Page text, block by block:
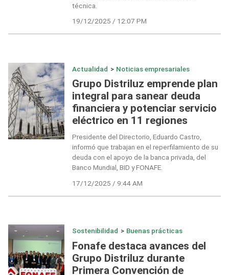
técnica.
19/12/2025 / 12:07 PM
Actualidad > Noticias empresariales
Grupo Distriluz emprende plan
integral para sanear deuda
financiera y potenciar servicio
eléctrico en 11 regiones
Presidente del Directorio, Eduardo Castro,
informó que trabajan en el reperfilamiento de su
deuda con el apoyo de la banca privada, del
Banco Mundial, BID y FONAFE.
17/12/2025 / 9:44 AM
Sostenibilidad > Buenas prácticas
Fonafe destaca avances del
Grupo Distriluz durante
Primera Convención de